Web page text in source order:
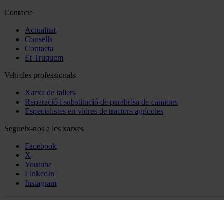
Contacte
Actualitat
Consells
Contacta
Et Truquem
Vehicles professionals
Xarxa de tallers
Reparació i substitució de parabrisa de camions
Especialistes en vidres de tractors agrícoles
Segueix-nos a les xarxes
Facebook
X
Youtube
LinkedIn
Instagram